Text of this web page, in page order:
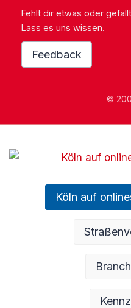
Fehlt dir etwas oder
Lass es uns wissen.
Feedback
©
Köln auf